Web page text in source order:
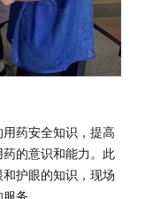
药安全知识，提高
的意识和能力。此
护眼的知识，现场